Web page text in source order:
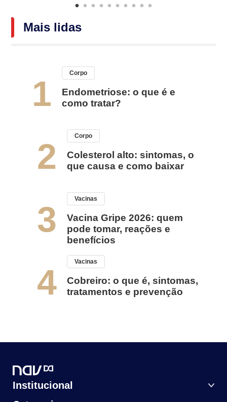
Mais lidas
1
Corpo
Endometriose: o que é e
como tratar?
2
Corpo
Colesterol alto: sintomas, o
que causa e como baixar
3
Vacinas
Vacina Gripe 2026: quem
pode tomar, reações e
benefícios
4
Vacinas
Cobreiro: o que é, sintomas,
tratamentos e prevenção
Institucional